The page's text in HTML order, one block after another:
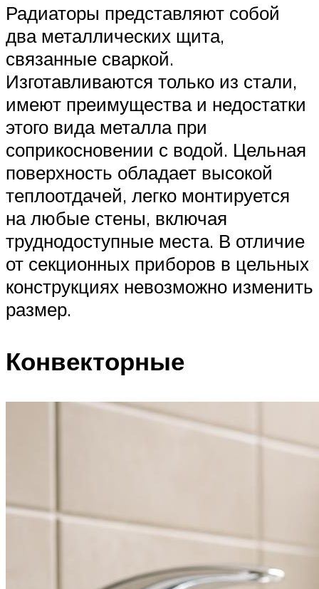
Радиаторы представляют собой
два металлических щита,
связанные сваркой.
Изготавливаются только из стали,
имеют преимущества и недостатки
этого вида металла при
соприкосновении с водой. Цельная
поверхность обладает высокой
теплоотдачей, легко монтируется
на любые стены, включая
труднодоступные места. В отличие
от секционных приборов в цельных
конструкциях невозможно изменить
размер.
Конвекторные